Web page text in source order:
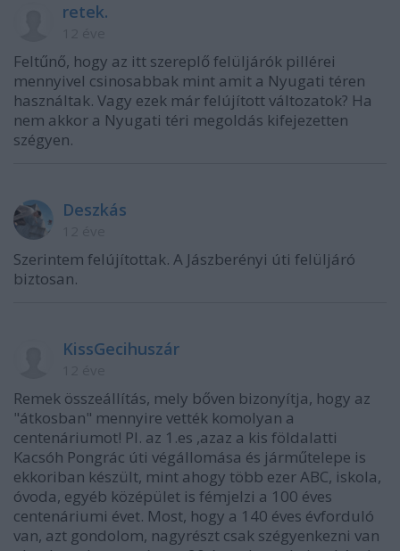
retek.
Feltűnő, hogy az itt szereplő felüljárók pillérei
mennyivel csinosabbak mint amit a Nyugati téren
használtak. Vagy ezek már felújított változatok? Ha
nem akkor a Nyugati téri megoldás kifejezetten
szégyen.
Deszkás
Szerintem felújítottak. A Jászberényi úti felüljáró
biztosan.
KissGecihuszár
Remek összeállítás, mely bőven bizonyítja, hogy az
"átkosban" mennyire vették komolyan a
centenáriumot! Pl. az 1.es ,azaz a kis földalatti
Kacsóh Pongrác úti végállomása és járműtelepe is
ekkoriban készült, mint ahogy több ezer ABC, iskola,
óvoda, egyéb középület is fémjelzi a 100 éves
centenáriumi évet. Most, hogy a 140 éves évforduló
van, azt gondolom, nagyrészt csak szégyenkezni van